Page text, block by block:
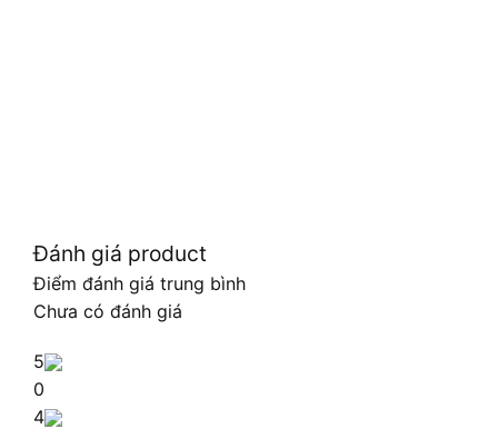
Đánh giá product
Điểm đánh giá trung bình
Chưa có đánh giá
5
0
4